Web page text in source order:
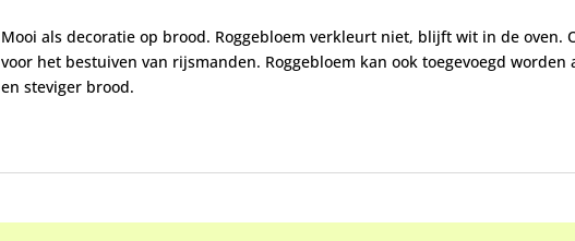
Mooi als decoratie op brood. Roggebloem verkleurt niet, blijft wit in de oven.
voor het bestuiven van rijsmanden. Roggebloem kan ook toegevoegd
en steviger brood.